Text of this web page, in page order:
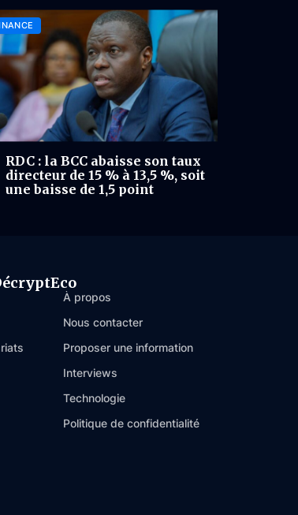
RDC : la BCC abaisse son taux
directeur de 15 % à 13,5 %, soit
une baisse de 1,5 point
À propos
Nous contacter
Proposer une information
Interviews
Technologie
Politique de confidentialité